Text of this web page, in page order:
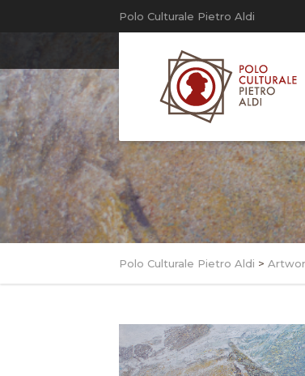
Polo Culturale Pietro Aldi
Polo Culturale Pietro Aldi >